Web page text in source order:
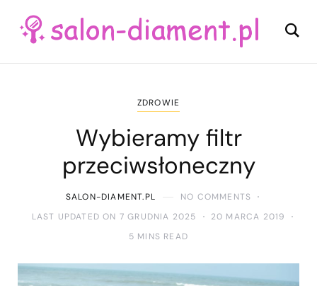
ZDROWIE
Wybieramy filtr
przeciwsłoneczny
SALON-DIAMENT.PL
NO COMMENTS
LAST UPDATED ON 7 GRUDNIA 2025
20 MARCA 2019
5 MINS READ